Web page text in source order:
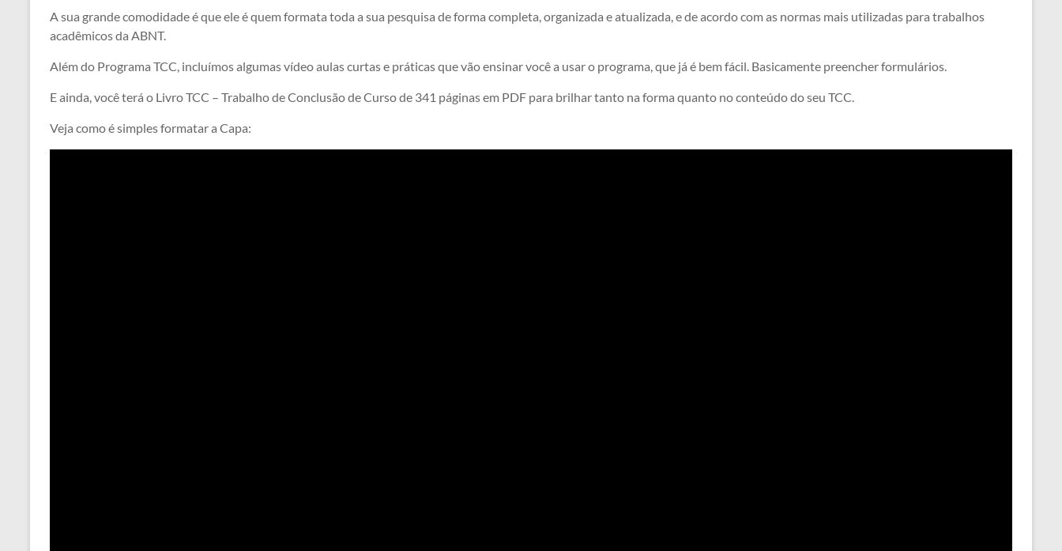
A sua grande comodidade é que ele é quem formata toda a sua pesquisa de forma completa, organizada e atualizada, e de acordo com as normas mais utilizadas para trabalhos
acadêmicos da ABNT.
Além do Programa TCC, incluímos algumas vídeo aulas curtas e práticas que vão ensinar você a usar o programa, que já é bem fácil. Basicamente preencher formulários.
E ainda, você terá o Livro TCC – Trabalho de Conclusão de Curso de 341 páginas em PDF para brilhar tanto na forma quanto no conteúdo do seu TCC.
Veja como é simples formatar a Capa: